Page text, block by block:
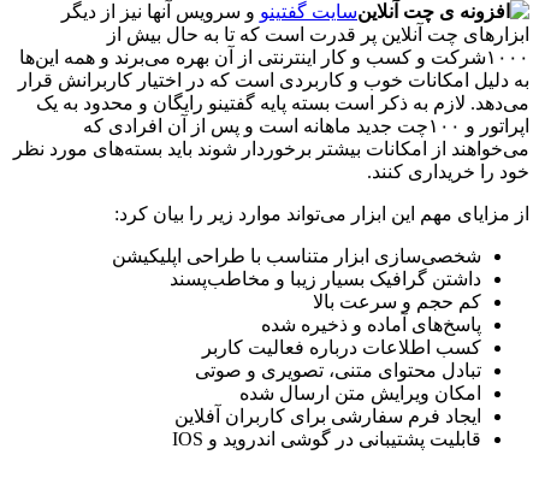
سایت گفتینوو سرویس آنها نیز از دیگر
چت آنلاین پر قدرت است که تا به حال بیش از
۱۰۰۰شرکت و کسب و کار اینترنتی از آن بهره می‌برند و همه این‌ها
امکانات خوب و کاربردی است که در اختیار کاربرانش قرار
لازم به ذکر است بسته پایه‌ گفتینو رایگان و محدود به یک
اپراتور و ۱۰۰چت جدید ماهانه است و پس از آن افرادی که
از امکانات بیشتر برخوردار شوند باید بسته‌های مورد نظر
خریداری کنند.
مهم این ابزار می‌تواند موارد زیر را بیان کرد:
شخصی‌سازی ابزار متناسب با طراحی اپلیکیشن
داشتن گرافیک بسیار زیبا و مخاطب‌پسند
کم حجم و سرعت بالا
پاسخ‌های آماده و ذخیره شده
کسب اطلاعات درباره فعالیت کاربر
تبادل محتوای متنی، تصویری و صوتی
امکان ویرایش متن ارسال شده
ایجاد فرم سفارشی برای کاربران آفلاین
قابلیت پشتیبانی در گوشی اندروید و IOS